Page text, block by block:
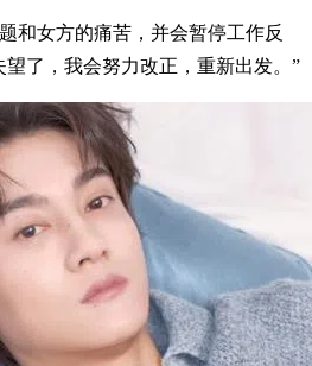
和女方的痛苦，并会暂停工作反
了，我会努力改正，重新出发。”